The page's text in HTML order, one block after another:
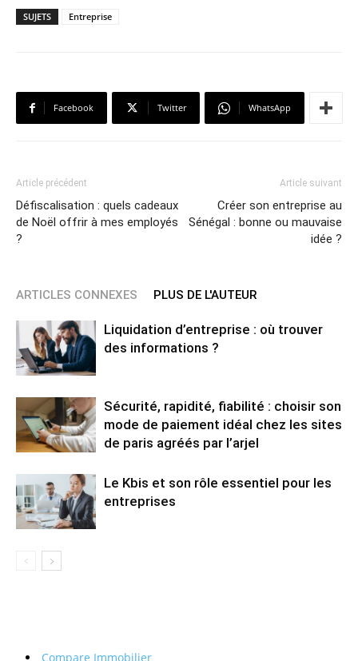
SUJETS Entreprise
Facebook Twitter WhatsApp
Article précédent
Défiscalisation : quels cadeaux
de Noël offrir à mes employés
?
Article suivant
Créer son entreprise au
Sénégal : bonne ou mauvaise
idée ?
ARTICLES CONNEXES PLUS DE L'AUTEUR
Liquidation d’entreprise : où trouver
des informations ?
Sécurité, rapidité, fiabilité : choisir son
mode de paiement idéal chez les sites
de paris agréés par l’arjel
Le Kbis et son rôle essentiel pour les
entreprises
Compare Immobilier